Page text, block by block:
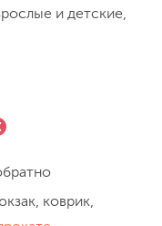
Инструктор
по силам. По
обед. После
в домой.
и детские,
коврик,